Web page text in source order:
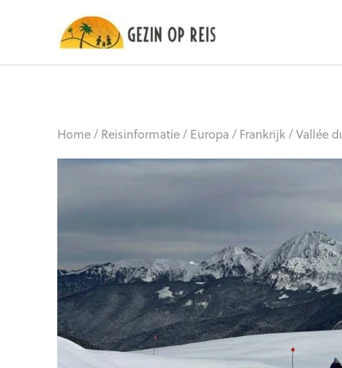
Home/ Reisinformatie/ Europa / Frankrijk/Vallée